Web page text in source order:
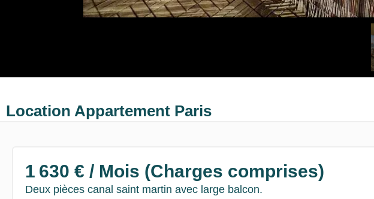
Location Appartement Paris
1 630 € / Mois (Charges comprises)
Deux pièces canal saint martin avec large balcon.